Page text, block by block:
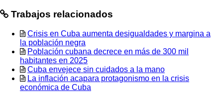
Trabajos relacionados
Crisis en Cuba aumenta desigualdades y margina a
la población negra
Población cubana decrece en más de 300 mil
habitantes en 2025
Cuba envejece sin cuidados a la mano
La inflación acapara protagonismo en la crisis
económica de Cuba